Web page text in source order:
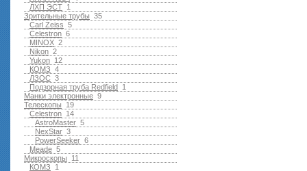
1
ЛХП ЭСТ
35
Зрительные трубы
5
Carl Zeiss
6
Celestron
2
MINOX
2
Nikon
12
Yukon
4
КОМЗ
3
ЛЗОС
1
Подзорная труба Redfield
9
Манки электронные
19
Телескопы
14
Celestron
5
AstroMaster
3
NexStar
6
PowerSeeker
5
Meade
11
Микроскопы
1
КОМЗ